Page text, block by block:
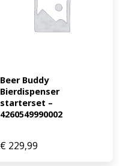
Beer Buddy
Bierdispenser
starterset –
4260549990002
€ 229,99